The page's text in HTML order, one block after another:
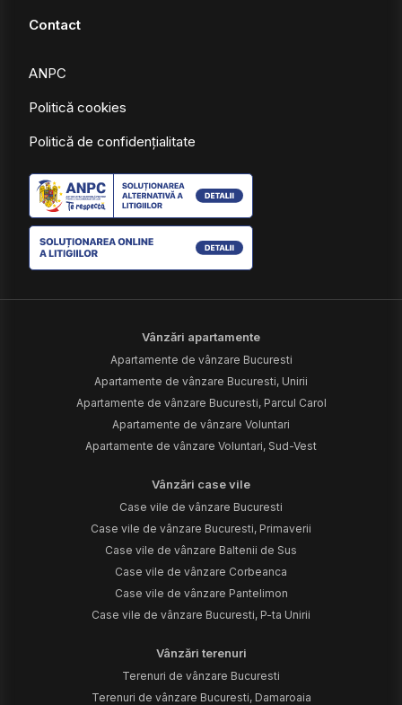
Contact
ANPC
Politică cookies
Politică de confidențialitate
Vânzări apartamente
Apartamente de vânzare Bucuresti
Apartamente de vânzare Bucuresti, Unirii
Apartamente de vânzare Bucuresti, Parcul Carol
Apartamente de vânzare Voluntari
Apartamente de vânzare Voluntari, Sud-Vest
Vânzări case vile
Case vile de vânzare Bucuresti
Case vile de vânzare Bucuresti, Primaverii
Case vile de vânzare Baltenii de Sus
Case vile de vânzare Corbeanca
Case vile de vânzare Pantelimon
Case vile de vânzare Bucuresti, P-ta Unirii
Vânzări terenuri
Terenuri de vânzare Bucuresti
Terenuri de vânzare Bucuresti, Damaroaia